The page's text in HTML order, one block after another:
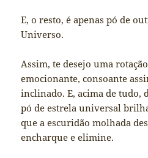
E, o resto, é apenas pó de
Universo.
Assim, te desejo uma
emocionante, consoante
inclinado. E, acima de tudo,
pó de estrela universal
que a escuridão molhada
encharque e elimine.